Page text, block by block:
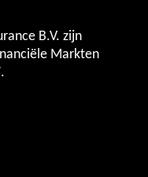
B.V. zijn
Markten